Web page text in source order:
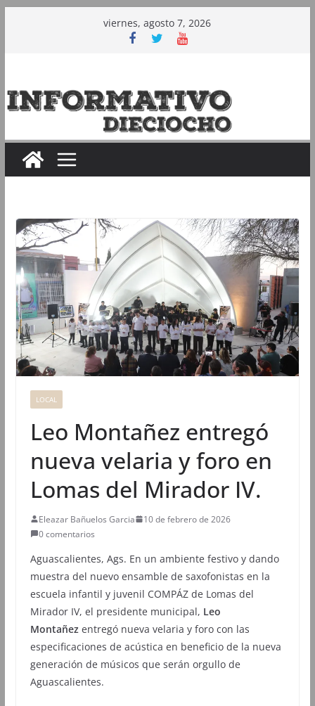
viernes, agosto 7, 2026
LOCAL
Leo Montañez entregó
nueva velaria y foro en
Lomas del Mirador IV.
Eleazar Bañuelos Garcia
10 de febrero de 2026
0 comentarios
Aguascalientes, Ags. En un ambiente festivo y dando
muestra del nuevo ensamble de saxofonistas en la
escuela infantil y juvenil COMPÁZ de Lomas del
Mirador IV, el presidente municipal, Leo
Montañez entregó nueva velaria y foro con las
especificaciones de acústica en beneficio de la nueva
generación de músicos que serán orgullo de
Aguascalientes.